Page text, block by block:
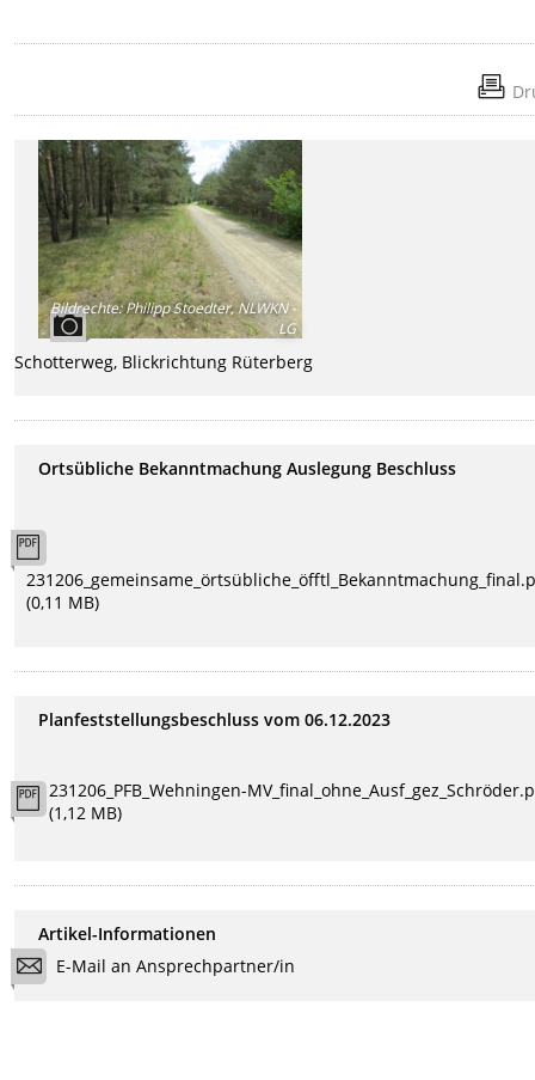
Bildrechte:Philipp Stoedter, NLWKN -
LG
Schotterweg, Blickrichtung Rüterberg
Ortsübliche Bekanntmachung Auslegung Beschluss
(0,11 MB)
Planfeststellungsbeschluss vom 06.12.2023
231206_PFB_Wehningen-
(1,12 MB)
Artikel-Informationen
E-Mail an Ansprechpartner/in